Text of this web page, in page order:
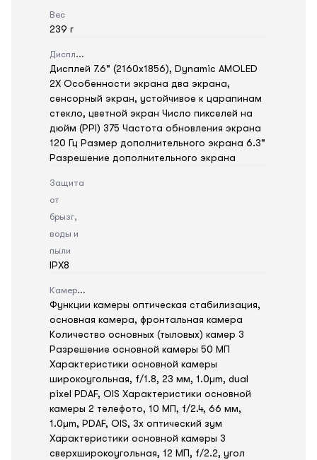
Вес
239 г
Дисплей
Дисплей 7.6" (2160x1856), Dynamic AMOLED
2X Особенности экрана два экрана,
сенсорный экран, устойчивое к царапинам
стекло, цветной экран Число пикселей на
дюйм (PPI) 375 Частота обновления экрана
120 Гц Размер дополнительного экрана 6.3"
Разрешение дополнительного экрана
Защита
от
брызг,
воды и
пыли
IPX8
Камера
Функции камеры оптическая стабилизация,
основная камера, фронтальная камера
Количество основных (тыловых) камер 3
Разрешение основной камеры 50 МП
Характеристики основной камеры
широкоугольная, f/1.8, 23 мм, 1.0µm, dual
pixel PDAF, OIS Характеристики основной
камеры 2 телефото, 10 МП, f/2.4, 66 мм,
1.0µm, PDAF, OIS, 3x оптический зум
Характеристики основной камеры 3
сверхширокоугольная, 12 МП, f/2.2, угол